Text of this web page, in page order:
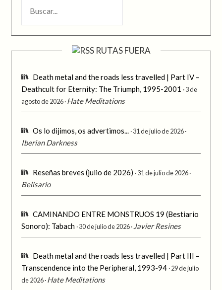
RUTAS FUERA
Death metal and the roads less travelled | Part IV –
Deathcult for Eternity: The Triumph, 1995-2001
3 de
agosto de 2026 Hate Meditations
Os lo dijimos, os advertimos... 31 de julio de 2026
Iberian Darkness
Reseñas breves (julio de 2026) 31 de julio de 2026
Belisario
CAMINANDO ENTRE MONSTRUOS 19 (Bestiario
Sonoro): Tabach 30 de julio de 2026 Javier Resines
Death metal and the roads less travelled | Part III –
Transcendence into the Peripheral, 1993-94 29 de julio
de 2026 Hate Meditations